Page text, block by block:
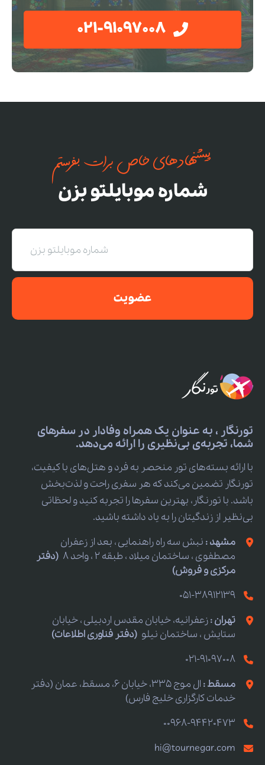
021-91097008
پیشنهادهای خاص برات بفرستم
شماره موبایلتو بزن
عضویت
تورنگار ، به عنوان یک همراه وفادار در سفرهای
شما، تجربه‌ی بی‌نظیری را ارائه می‌دهد.
با ارائه بسته‌های تور منحصر به فرد و هتل‌های با کیفیت،
تورنگار تضمین می‌کند که هر سفری راحت و لذت‌بخش
باشد. با تورنگار، بهترین سفرها را تجربه کنید و لحظاتی
بی‌نظیر از زندگیتان را به یاد داشته باشید.
مشهد : نبش سه راه راهنمایی ، بعد از زعفران
مصطفوی ، ساختمان میلاد ، طبقه 2 ، واحد 8
(دفتر
مرکزی و فروش)
051-38912139
تهران :زعفرانیه، خیابان مقدس اردبیلی ، خیابان
ستایش ، ساختمان نیلو (دفتر فناوری اطلاعات)
021-91097008
مسقط :
ال موج 335، خیابان 6، مسقط، عمان (دفتر
خدمات کارگزاری خلیج فارس)
00968-94420473
hi@tournegar.com